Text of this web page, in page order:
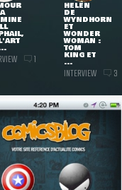
1
HELEN
DE
WYNDHORN
ET
WONDER
WOMAN :
TOM
KING ET
...
INTERVIEW 3